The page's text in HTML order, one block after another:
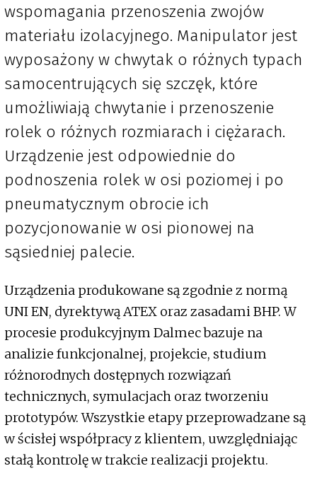
wspomagania przenoszenia zwojów
materiału izolacyjnego. Manipulator jest
wyposażony w chwytak o różnych typach
samocentrujących się szczęk, które
umożliwiają chwytanie i przenoszenie
rolek o różnych rozmiarach i ciężarach.
Urządzenie jest odpowiednie do
podnoszenia rolek w osi poziomej i po
pneumatycznym obrocie ich
pozycjonowanie w osi pionowej na
sąsiedniej palecie.
Urządzenia produkowane są zgodnie z normą
UNI EN, dyrektywą ATEX oraz zasadami BHP. W
procesie produkcyjnym Dalmec bazuje na
analizie funkcjonalnej, projekcie, studium
różnorodnych dostępnych rozwiązań
technicznych, symulacjach oraz tworzeniu
prototypów. Wszystkie etapy przeprowadzane są
w ścisłej współpracy z klientem, uwzględniając
stałą kontrolę w trakcie realizacji projektu.